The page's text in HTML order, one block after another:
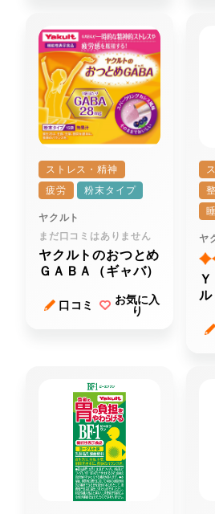
ストレス・精神
疲労
粉末タイプ
ヤクルト
まだ口コミはありません
ヤクルトのおつとめ
ＧＡＢＡ（ギャバ）
口コミ
お気に入
り
ヤ
ル